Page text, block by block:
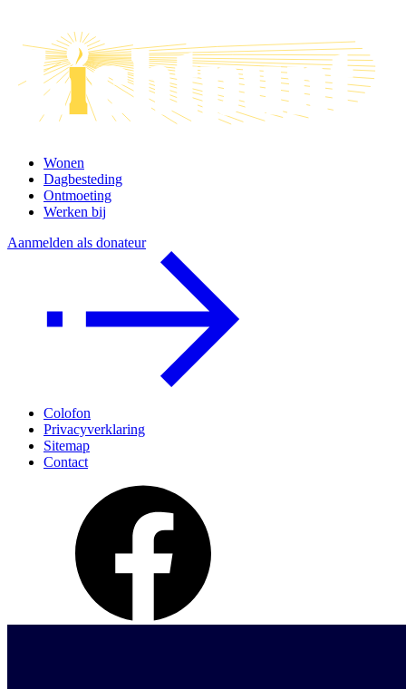
Wonen
Dagbesteding
Ontmoeting
Werken bij
Aanmelden als donateur
Colofon
Privacyverklaring
Sitemap
Contact